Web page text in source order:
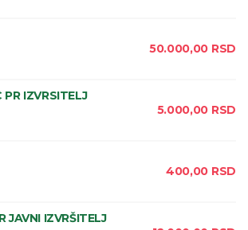
50.000,00 RSD
IZVRSITELJ
5.000,00 RSD
400,00 RSD
JAVNI IZVRŠITELJ